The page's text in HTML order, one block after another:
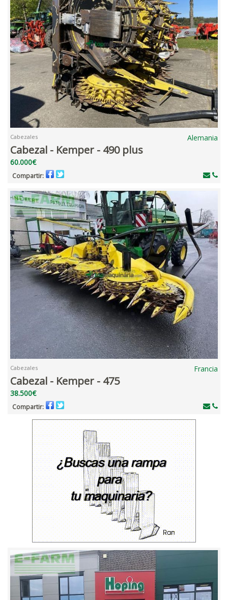
Cabezales Alemania
Cabezal - Kemper - 490 plus
60.000€
Compartir:
Cabezales Francia
Cabezal - Kemper - 475
38.500€
Compartir: